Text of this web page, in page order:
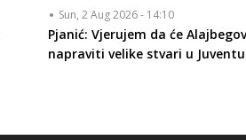
Sun, 2 Aug 2026 - 14:10
Pjanić: Vjerujem da će
napraviti velike stvari u